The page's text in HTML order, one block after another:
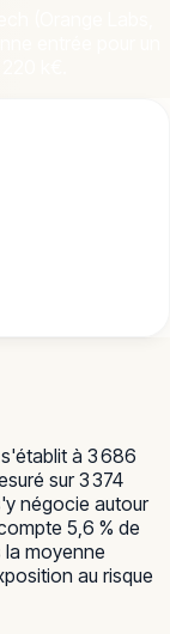
à 3 686
sur 3 374
négocie autour
5,6 % de
la moyenne
au risque